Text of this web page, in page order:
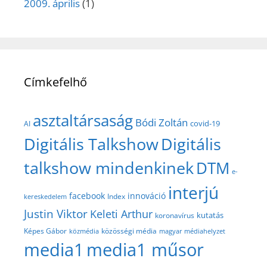
2009. április(1)
Címkefelhő
AI asztaltársaság Bódi Zoltán covid-19
Digitális TalkshowDigitális
talkshow mindenkinekDTM e-
kereskedelem facebook Index innováció interjú
Justin Viktor Keleti Arthur koronavírus kutatás
Képes Gábor közmédia közösségi média magyar médiahelyzet
media1 media1 műsor